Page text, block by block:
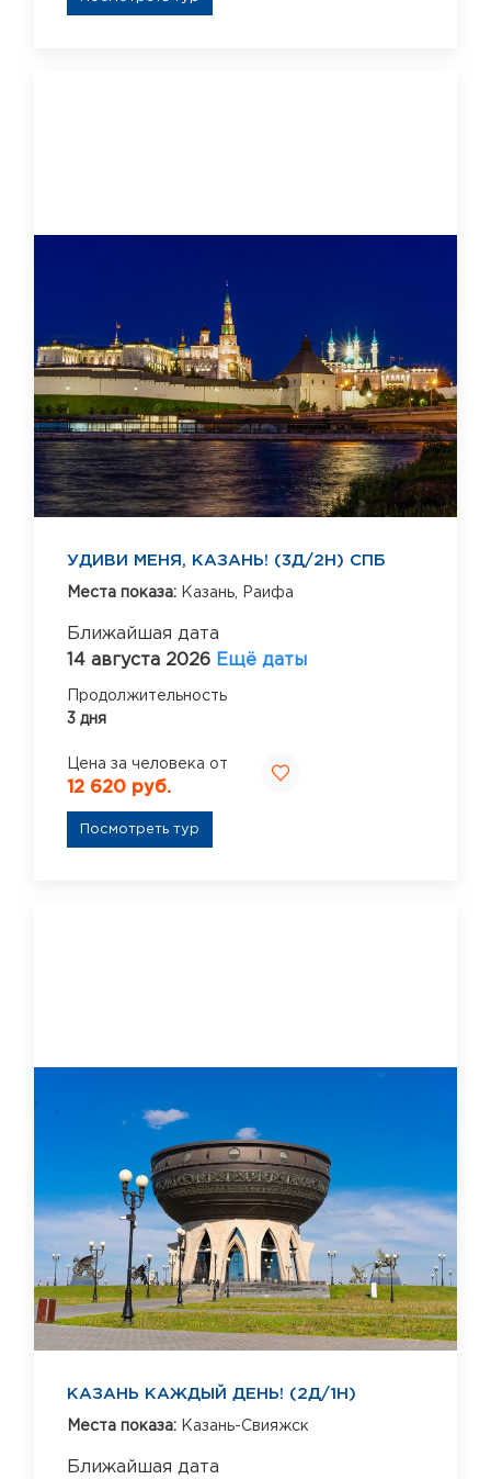
УДИВИ МЕНЯ, КАЗАНЬ! (3Д/2Н) СПБ
Места показа: Казань, Раифа
Ближайшая дата
14 августа 2026 Ещё даты
Продолжительность
3 дня
Цена за человека от
12 620 руб.
Посмотреть тур
КАЗАНЬ КАЖДЫЙ ДЕНЬ! (2Д/1Н)
Места показа: Казань-Свияжск
Ближайшая дата